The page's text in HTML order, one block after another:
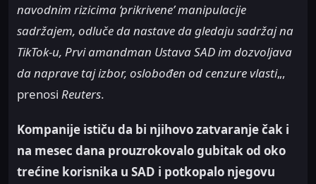
navodnim rizicima ‘prikrivene’ manipulacije
sadržajem, odluče da nastave da gledaju sadržaj na
TikTok-u, Prvi amandman Ustava SAD im dozvoljava
da naprave taj izbor, oslobođen od cenzure vlasti„,
prenosi Reuters.
Kompanije ističu da bi njihovo zatvaranje čak i
na mesec dana prouzrokovalo gubitak od oko
trećine korisnika u SAD i potkopalo njegovu